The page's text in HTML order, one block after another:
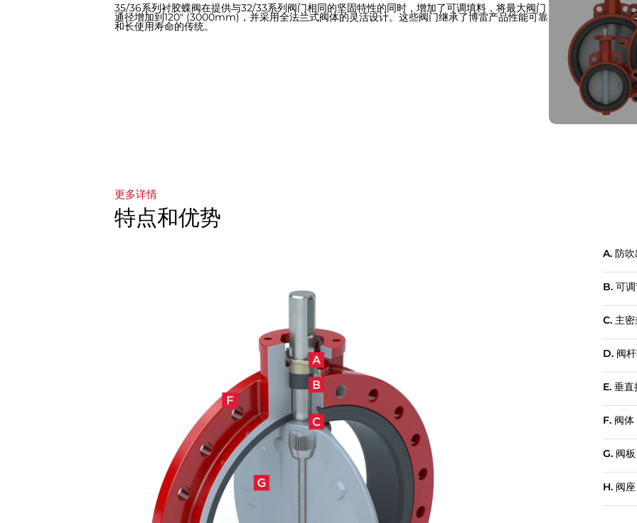
35/36系列衬胶蝶阀在提供与32/33系列阀门相同的坚固特性的同时，增加了可调填料，将最大阀门
通径增加到120" (3000mm)，并采用全法兰式阀体的灵活设计。这些阀门继承了博雷产品性能可靠
和长使用寿命的传统。
更多详情
特点和优势
A. 防
B. 可
C. 主
D. 阀
E. 垂
F. 阀体
G. 阀板
H. 阀座